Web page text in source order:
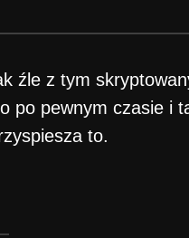
źle z tym
po pewnym czasie i
to.